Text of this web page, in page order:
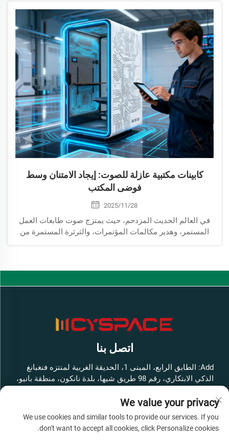
كابينات مكتبية عازلة للصوت: إيجاد الامتنان وسط
فوضى المكتب
2025/11/28
في العالم الحديث المزدحم، حيث يمتزج صوت طابعات العمل
المستمر، وهدير مكالمات المؤتمرات، والثرثرة المستمرة من
اتصل بنا
Add: الطابق الرابع، المبنى 1، الحديقة الغربية لمنتزه فنغبانغ
الذكي الابتكاري، رقم 98 طريق شيها، بلدة نانكون، منطقة بانيو،
هاتف:+86-13316062192
البريد الإلكتروني:[email protected]
We value your privacy
We use cookies and similar tools to provide our services. If you
don't want to accept all cookies, click Personalize cookies.